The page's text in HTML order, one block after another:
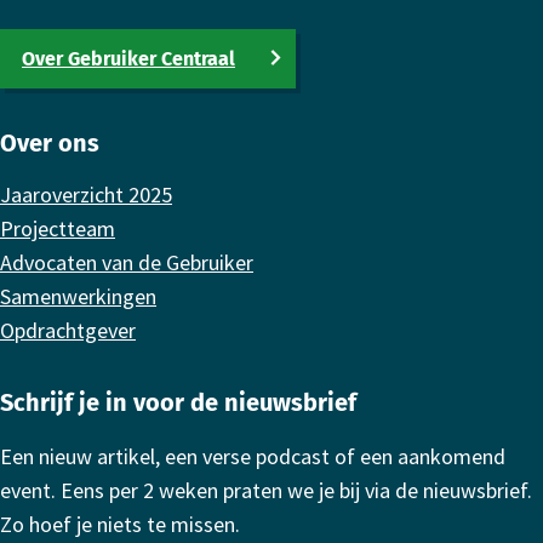
Over Gebruiker Centraal
Over ons
Jaaroverzicht 2025
Projectteam
Advocaten van de Gebruiker
Samenwerkingen
Opdrachtgever
Schrijf je in voor de nieuwsbrief
Een nieuw artikel, een verse podcast of een aankomend
event. Eens per 2 weken praten we je bij via de nieuwsbrief.
Zo hoef je niets te missen.